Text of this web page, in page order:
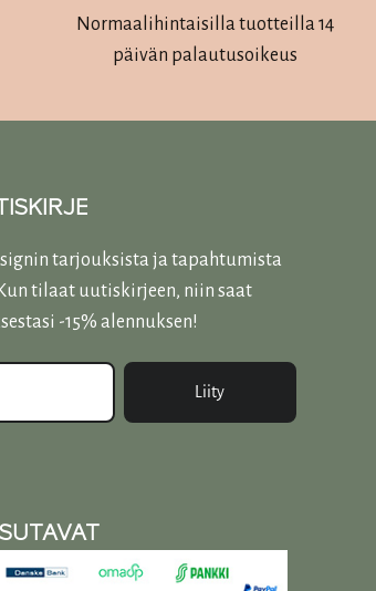
Normaalihintaisilla tuotteilla 14
päivän palautusoikeus
tarjouksista ja tapahtumista
tilaat uutiskirjeen, niin saat
-15% alennuksen!
Liity